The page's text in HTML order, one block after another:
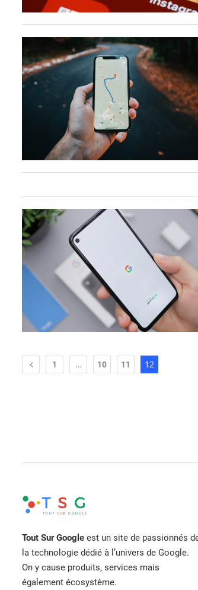
1 … 10 11 12
Tout Sur Google est un site de passionnés
la technologie dédié à l’univers de Google.
On y cause produits, services mais
également écosystème.